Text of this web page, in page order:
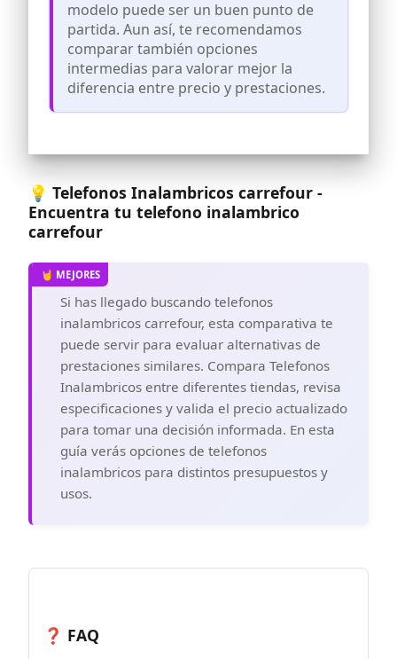
horas de conversación, 170 horas en
espera y un tiempo de carga de 7 horas
FÁCIL DE USAR: Navegue con facilidad
gracias a los botones grandes y la tecla
de navegación de fácil operación; Amy
Key Enser le permite atender llamadas
con solo presionar cualquier botón
con la pantalla de hora incorporada y el
de repetición para esos minutos
adicionales de descanso
modelo puede ser un buen punto de
partida. Aun así, te recomendamos
comparar también opciones
intermedias para valorar mejor la
diferencia entre precio y prestaciones.
💡 Telefonos Inalambricos carrefour -
Encuentra tu telefono inalambrico
carrefour
Si has llegado buscando telefonos
inalambricos carrefour, esta comparativa te
puede servir para evaluar alternativas de
prestaciones similares. Compara Telefonos
Inalambricos entre diferentes tiendas, revisa
especificaciones y valida el precio actualizado
para tomar una decisión informada. En esta
guía verás opciones de telefonos
inalambricos para distintos presupuestos y
usos.
❓ FAQ